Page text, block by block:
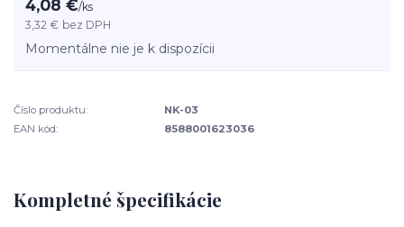
4,08 €/ks
3,32 € bez DPH
Momentálne nie je k dispozícii
Číslo produktu:
NK-03
EAN kód:
8588001623036
Kompletné špecifikácie